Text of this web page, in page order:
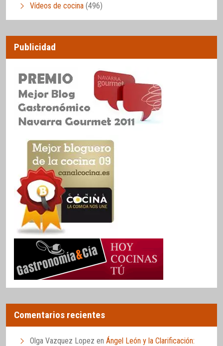
Vídeos de cocina (496)
Publicidad
Comentarios recientes
Olga Vazquez Lopez en Ángel León y la Clarificación: